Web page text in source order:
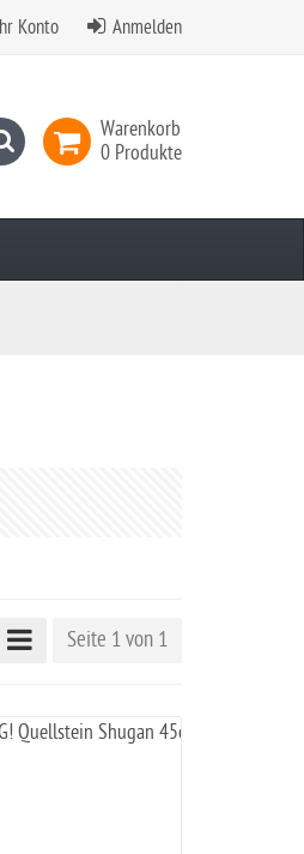
Ihr Konto Anmelden
Warenkorb
0 Produkte
Suchen
Seite 1 von 1